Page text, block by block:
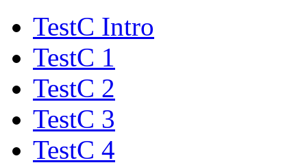
TestC Intro
TestC 1
TestC 2
TestC 3
TestC 4